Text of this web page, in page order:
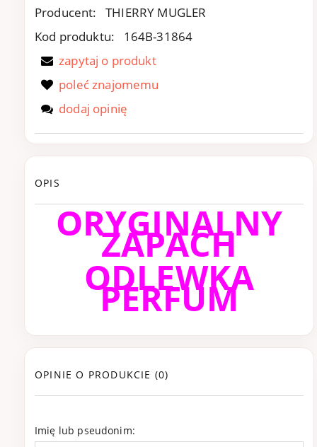
Producent:
THIERRY MUGLER
Kod produktu:
164B-31864
zapytaj o produkt
poleć znajomemu
dodaj opinię
OPIS
ORYGINALNY
ZAPACH
ODLEWKA
PERFUM
OPINIE O PRODUKCIE (0)
Imię lub pseudonim: